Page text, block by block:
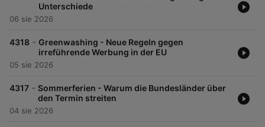
Unterschiede
06 sie 2026
4318 - Greenwashing - Neue Regeln gegen
irreführende Werbung in der EU
05 sie 2026
4317 - Sommerferien - Warum die Bundesländer über
den Termin streiten
04 sie 2026